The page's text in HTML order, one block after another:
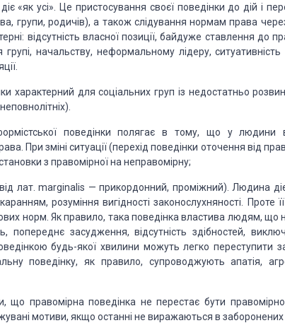
«як усі». Це пристосування своєї поведінки до дій і
групи, родичів), а також слідування нормам права
відсутність власної позиції, байдуже ставлення до
групі, начальству, неформальному лідеру, ситуативність
характерний для соціальних груп із недостатньо
неповнолітніх).
поведінки полягає в тому, що у людини
При зміні ситуації (перехід поведінки оточення від
з правомірної на непра­вомірну;
лат.marginalis — прикордонний, проміжний). Людина
розуміння вигідно­сті законослухняності. Проте
норм. Якправило, така поведінка властива людям, що
попереднє засудження, відсутність здібностей,
будь-якої хвилини можуть легко переступити
поведінку, як правило, супроводжують апатія,
що правомірна поведінка не перестає бути
мотиви, якщо останні не вира­жаються в